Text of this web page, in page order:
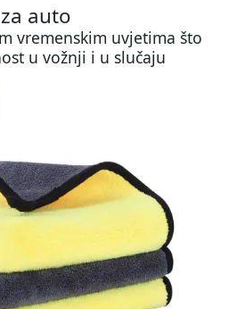
auto
vremenskim uvjetima što
u vožnji i u slučaju